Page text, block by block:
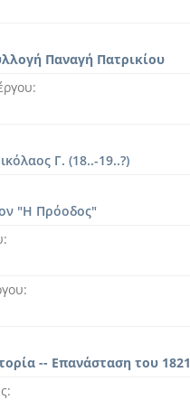
Παναγή Πατρικίου
Γ. (18..-19..?)
"Η Πρόοδος"
-- Επανάσταση του 1821